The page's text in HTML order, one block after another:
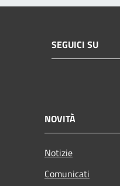
SEGUICI SU
NOVITÀ
Notizie
Comunicati